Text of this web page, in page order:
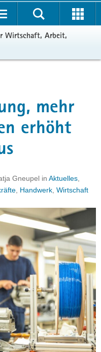
Wirtschaft, Arbeit,
mehr
erhöht
Gneupel in Aktuelles
Handwerk Wirtschaft